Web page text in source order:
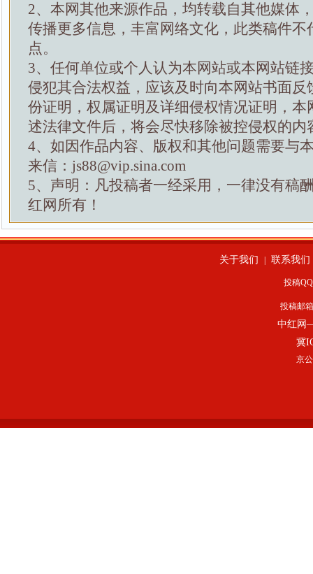
2、本网其他来源作品，均转载自其他媒体
传播更多信息，丰富网络文化，此类稿件不
点。
3、任何单位或个人认为本网站或本网站链
侵犯其合法权益，应该及时向本网站书面反
份证明，权属证明及详细侵权情况证明，本
述法律文件后，将会尽快移除被控侵权的内
4、如因作品内容、版权和其他问题需要与
来信：js88@vip.sina.com
5、声明：凡投稿者一经采用，一律没有稿
红网所有！
关于我们 联系我们
投稿
投稿邮
中红网
冀
京